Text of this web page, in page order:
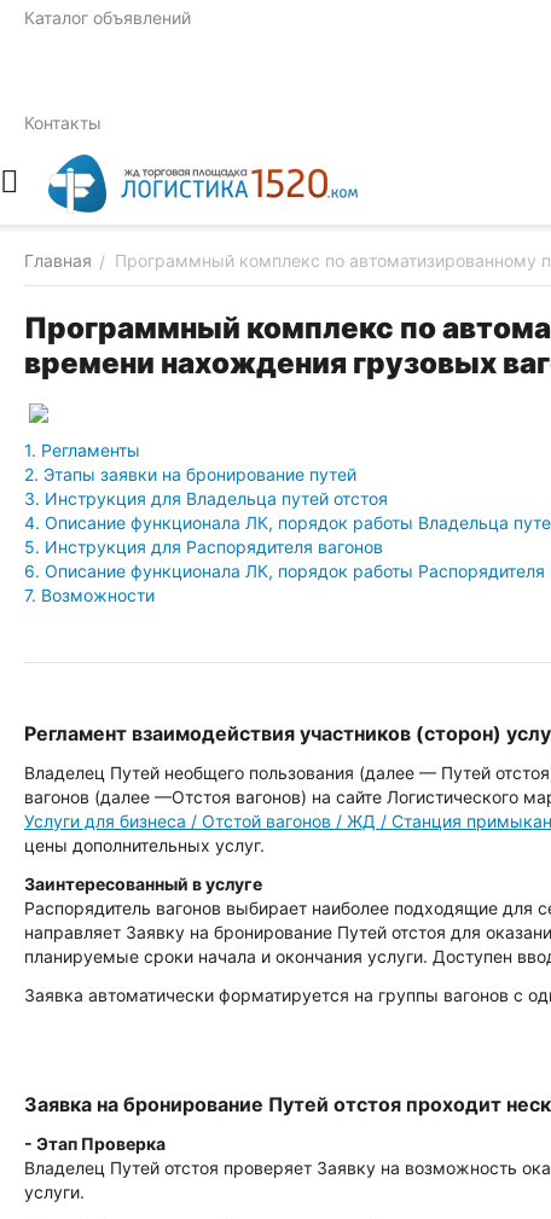
Каталог объявлений
Контакты
Главная / ​Программный комплекс по автоматизированному
​Программный комплекс по
времени нахождения грузовых
1. Регламенты
2. Этапы заявки на бронирование путей
3. Инструкция для Владельца путей отстоя
4. Описание функционала ЛК, порядок работы Владельца
5. Инструкция для Распорядителя вагонов
6. Описание функционала ЛК, порядок работы Распорядителя
7. Возможности
Регламент взаимодействия участников (сторон)
Владелец Путей необщего пользования (далее — Путей
вагонов (далее —Отстоя вагонов) на сайте Логистического
Услуги для бизнеса / Отстой вагонов / ЖД / Станция
цены дополнительных услуг.
Заинтересованный в услуге
Распорядитель вагонов выбирает наиболее подходящие для
направляет Заявку на бронирование Путей отстоя для
планируемые сроки начала и окончания услуги. Доступен
Заявка автоматически форматируется на группы вагонов с
Заявка на бронирование Путей отстоя проходит
- Этап Проверка
Владелец Путей отстоя проверяет Заявку на возможность
услуги.